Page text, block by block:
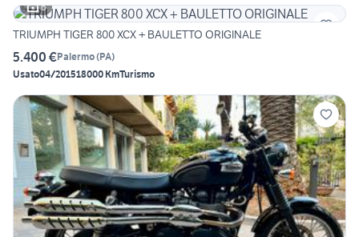
6
TRIUMPH TIGER 800 XCX + BAULETTO ORIGINALE
5.400 €Palermo(PA)
Usato04/201518000 KmTurismo